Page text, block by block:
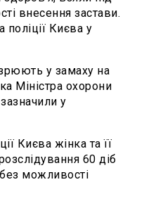
внесення застави.
поліції Києва у
у замаху на
Міністра охорони
у
Києва жінка та її
60 діб
можливості